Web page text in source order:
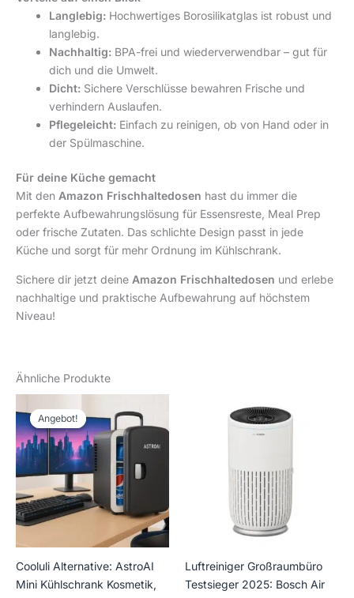
Langlebig: Hochwertiges Borosilikatglas ist robust und
langlebig.
Nachhaltig: BPA-frei und wiederverwendbar – gut für
dich und die Umwelt.
Dicht: Sichere Verschlüsse bewahren Frische und
verhindern Auslaufen.
Pflegeleicht: Einfach zu reinigen, ob von Hand oder in
der Spülmaschine.
Für deine Küche gemacht
Mit den Amazon Frischhaltedosen hast du immer die
perfekte Aufbewahrungslösung für Essensreste, Meal Prep
oder frische Zutaten. Das schlichte Design passt in jede
Küche und sorgt für mehr Ordnung im Kühlschrank.
Sichere dir jetzt deine Amazon Frischhaltedosen und erlebe
nachhaltige und praktische Aufbewahrung auf höchstem
Niveau!
Ähnliche Produkte
Angebot!
Angebot!
Cooluli Alternative: AstroAI
Mini Kühlschrank Kosmetik,
Preis
war:
51,99 €
ist:
36,99 €.
Luftreiniger Großraumbüro
Testsieger 2025: Bosch Air